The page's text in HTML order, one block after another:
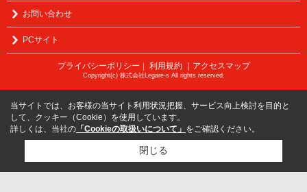
お問い合わせ
PCサイト
プライバシーポリシー ｜ 利用規約 ｜アクセスマップ
Copyright(c) 株式会社Legare-s All rights reserved.
当サイトでは、お客様の当サイト利用状況把握、サービス向上検討を目的と
して、クッキー（Cookie）を使用しています。
詳しくは、当社の 「Cookieの取扱いについて」 をご確認ください。
閉じる